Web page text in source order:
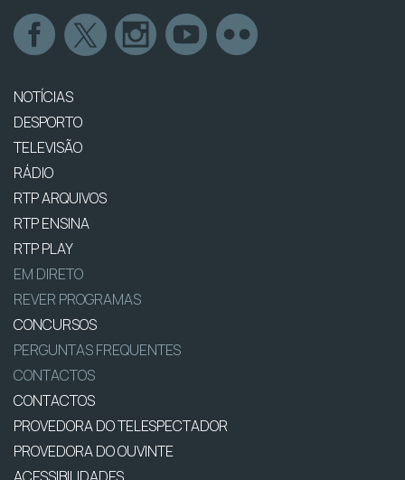
NOTÍCIAS
DESPORTO
TELEVISÃO
RÁDIO
RTP ARQUIVOS
RTP ENSINA
RTP PLAY
EM DIRETO
REVER PROGRAMAS
CONCURSOS
PERGUNTAS FREQUENTES
CONTACTOS
CONTACTOS
PROVEDORA DO TELESPECTADOR
PROVEDORA DO OUVINTE